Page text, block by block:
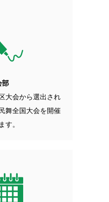
部
大会から選出され
舞全国大会を開催
す。